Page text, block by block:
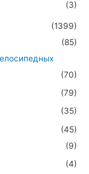
(3)
(1399)
(85)
(70)
(79)
(35)
(45)
(9)
(4)